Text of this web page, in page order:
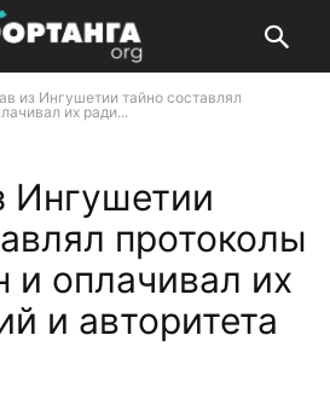
из Ингушетии тайно составлял
их ради...
Ингушетии
протоколы
и оплачивал их
и авторитета